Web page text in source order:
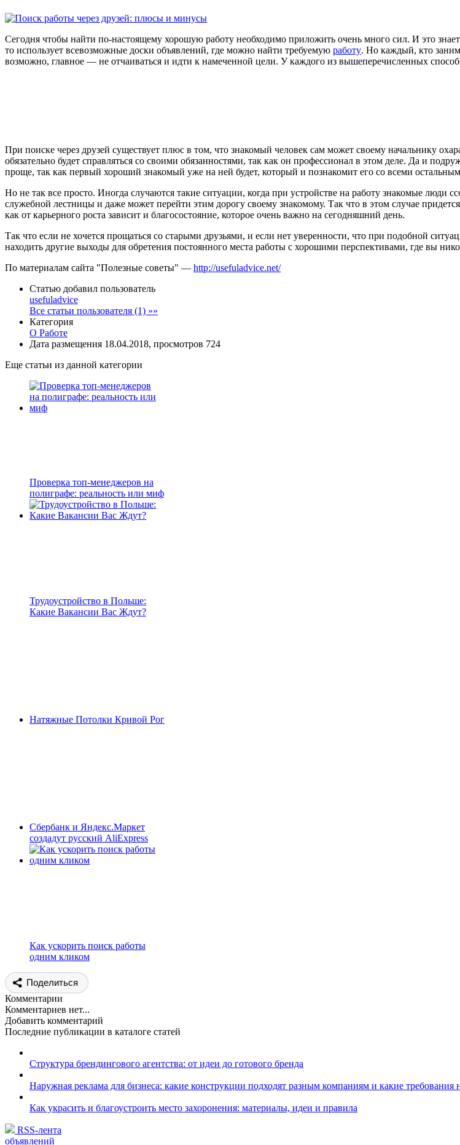
Сегодня чтобы найти по-настоящему хорошую работу необходимо приложить очень много сил. И это
то использует всевозможные доски объявлений, где можно найти требуемую работу. Но каждый, кто
возможно, главное — не отчаиваться и идти к намеченной цели. У каждого из вышеперечисленных
При поиске через друзей существует плюс в том, что знакомый человек сам может своему начальнику
обязательно будет справляться со своими обязанностями, так как он профессионал в этом деле. Да и
проще, так как первый хороший знакомый уже на ней будет, который и познакомит его со всеми
Но не так все просто. Иногда случаются такие ситуации, когда при устройстве на работу знакомые люди
служебной лестницы и даже может перейти этим дорогу своему знакомому. Так что в этом случае
как от карьерного роста зависит и благосостояние, которое очень важно на сегодняшний день.
Так что если не хочется прощаться со старыми друзьями, и если нет уверенности, что при подобной
находить другие выходы для обретения постоянного места работы с хорошими перспективами, где вы
По материалам сайта "Полезные советы" — http://usefuladvice.net/
Статью добавил пользователь
usefuladvice
Все статьи пользователя (1) »»
Категория
О Работе
Дата размещения 18.04.2018, просмотров 724
Еще статьи из данной категории
Проверка топ-менеджеров на
полиграфе: реальность или миф
Трудоустройство в Польше:
Какие Вакансии Вас Ждут?
Натяжные Потолки Кривой Рог
Сбербанк и Яндекс.Маркет
создадут русский AliExpress
Как ускорить поиск работы
одним кликом
Поделиться
Комментарии
Комментариев нет...
Добавить комментарий
Последние публикации в каталоге статей
Структура брендингового агентства: от идеи до готового бренда
Наружная реклама для бизнеса: какие конструкции подходят разным компаниям и какие требования
Как украсить и благоустроить место захоронения: материалы, идеи и правила
RSS-лента
объявлений